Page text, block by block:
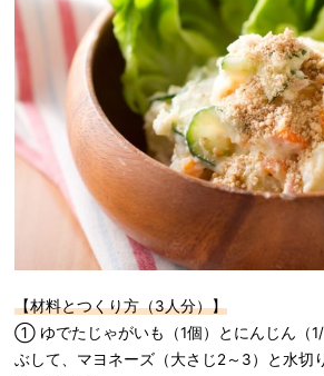
【材料とつくり方（3人分）】
① ゆでたじゃがいも（1個）とにんじん（
ぶして、マヨネーズ（大さじ2～3）と水切